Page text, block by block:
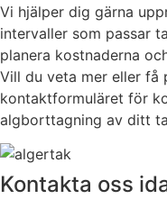
Vi hjälper dig gärna
intervaller som passar
planera kostnaderna
Vill du veta mer eller få
kontaktformuläret för
algborttagning av ditt
Kontakta oss